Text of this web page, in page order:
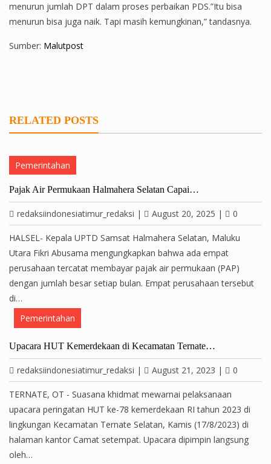
menurun jumlah DPT dalam proses perbaikan PDS.”Itu bisa
menurun bisa juga naik. Tapi masih kemungkinan,” tandasnya.
Sumber: Malutpost
RELATED POSTS
Pemerintahan
Pajak Air Permukaan Halmahera Selatan Capai…
redaksiindonesiatimur_redaksi | August 20, 2025 | 0
HALSEL- Kepala UPTD Samsat Halmahera Selatan, Maluku
Utara Fikri Abusama mengungkapkan bahwa ada empat
perusahaan tercatat membayar pajak air permukaan (PAP)
dengan jumlah besar setiap bulan. Empat perusahaan tersebut
di…
Pemerintahan
Upacara HUT Kemerdekaan di Kecamatan Ternate…
redaksiindonesiatimur_redaksi | August 21, 2023 | 0
TERNATE, OT - Suasana khidmat mewarnai pelaksanaan
upacara peringatan HUT ke-78 kemerdekaan RI tahun 2023 di
lingkungan Kecamatan Ternate Selatan, Kamis (17/8/2023) di
halaman kantor Camat setempat. Upacara dipimpin langsung
oleh…